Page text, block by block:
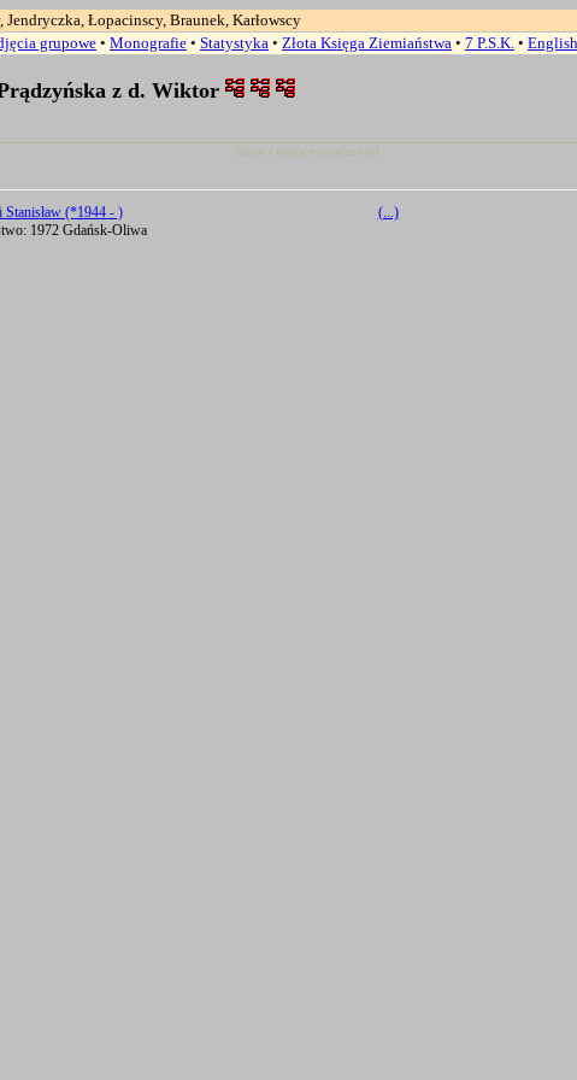
Łopacinscy, Braunek, Karłowscy
grupowe• Monografie • Statystyka • Złota Księga Ziemiaństwa • 7 P.S.K. • English
z d. Wiktor
(data i miejsce urodzenia)
Stanisław (*1944 - )
1972 Gdańsk-Oliwa
(...)